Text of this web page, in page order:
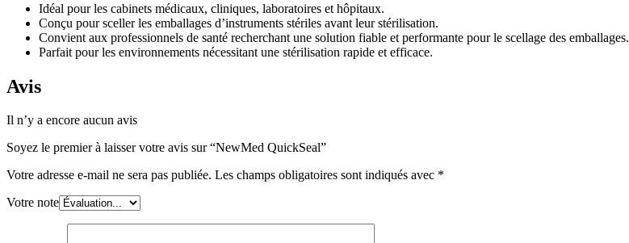
Idéal pour les cabinets médicaux, cliniques, laboratoires et hôpitaux.
Conçu pour sceller les emballages d’instruments stériles avant leur stérilisation.
Convient aux professionnels de santé recherchant une solution fiable et performante pour le scellage des emballages.
Parfait pour les environnements nécessitant une stérilisation rapide et efficace.
Avis
Il n’y a encore aucun avis
Soyez le premier à laisser votre avis sur “NewMed QuickSeal”
Votre adresse e-mail ne sera pas publiée. Les champs obligatoires sont indiqués avec *
Votre note